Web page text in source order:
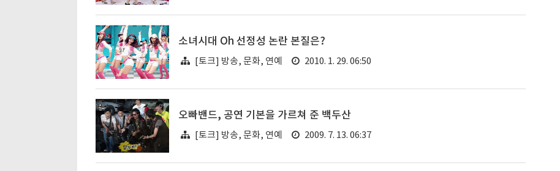
소녀시대 Oh 선정성 논란 본질은?
[토크] 방송, 문화, 연예 2010. 1. 29. 06:50
오빠밴드, 공연 기본을 가르쳐 준 백두산
[토크] 방송, 문화, 연예 2009. 7. 13. 06:37